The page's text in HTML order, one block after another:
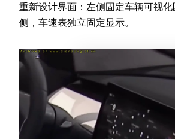
重新设计界面：左侧固定车辆可视
侧，车速表独立固定显示。